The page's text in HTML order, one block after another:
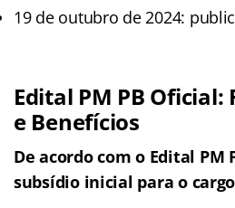
19 de outubro de 2024:
Edital PM PB
e Benefícios
De acordo com o Edital PM
subsídio inicial para o cargo